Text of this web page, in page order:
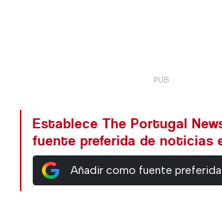
Establece The Portugal
fuente preferida de noticias
Añadir como fuente